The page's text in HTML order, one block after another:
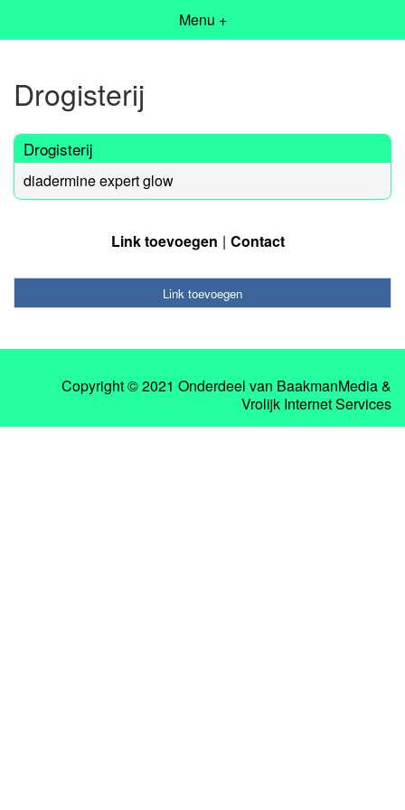
Menu +
Drogisterij
Drogisterij
diadermine expert glow
Link toevoegen Contact
Link toevoegen
Copyright © 2021 Onderdeel van BaakmanMedia&
Vrolijk Internet Services